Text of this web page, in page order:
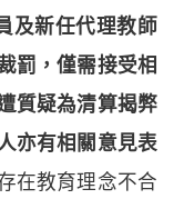
及新任代理教師
罰，僅需接受相
質疑為清算揭弊
亦有相關意見表
在教育理念不合